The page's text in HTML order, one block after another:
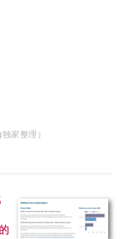
家整理）